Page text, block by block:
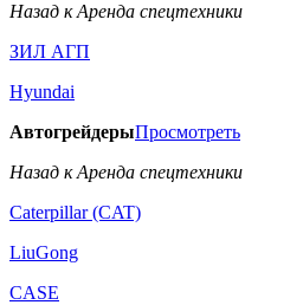
Назад к Аренда спецтехники
ЗИЛ АГП
Hyundai
АвтогрейдерыПросмотреть
Назад к Аренда спецтехники
Caterpillar (CAT)
LiuGong
CASE